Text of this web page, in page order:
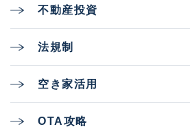
不動産投資
法規制
空き家活用
OTA攻略